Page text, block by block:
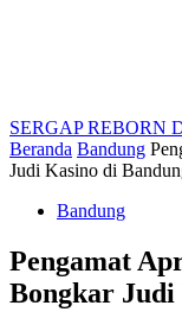
SERGAP REBORN
Beranda Bandung
Judi Kasino di
Bandung
Pengamat
Bongkar Judi